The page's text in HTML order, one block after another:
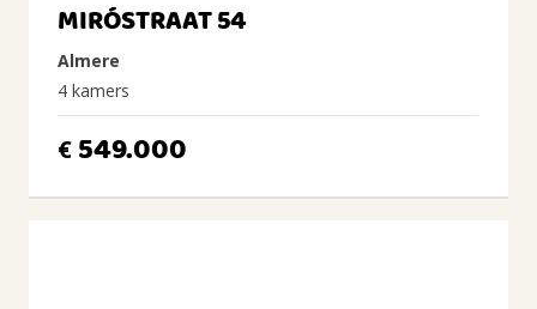
MIRÓSTRAAT 54
Almere
4 kamers
€ 549.000